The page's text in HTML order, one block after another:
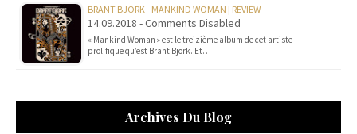
BRANT BJORK - MANKIND WOMAN | REVIEW
14.09.2018 - Comments Disabled
« Mankind Woman » est le treizième album de cet artiste
prolifique qu’est Brant Bjork. Et…
Archives Du Blog